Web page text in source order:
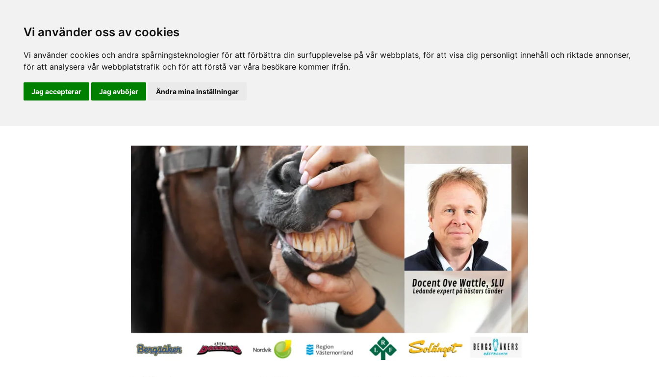
Vi använder oss av cookies
Vi använder cookies och andra spårningsteknologier för att förbättra din surfupplevelse på vår webbplats, för att visa dig personligt innehåll och riktade annonser,
för att analysera vår webbplatstrafik och för att förstå var våra besökare kommer ifrån.
Jag accepterar Jag avböjer Ändra mina inställningar